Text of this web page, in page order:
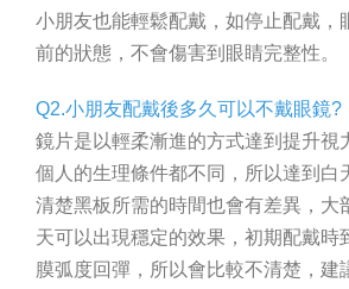
小朋友也能輕鬆配戴，如停止配戴，
前的狀態，不會傷害到眼睛完整性。
Q2.小朋友配戴後多久可以不戴眼鏡?
鏡片是以輕柔漸進的方式達到提升視
個人的生理條件都不同，所以達到白
清楚黑板所需的時間也會有差異，大
天可以出現穩定的效果，初期配戴時
膜弧度回彈，所以會比較不清楚，建